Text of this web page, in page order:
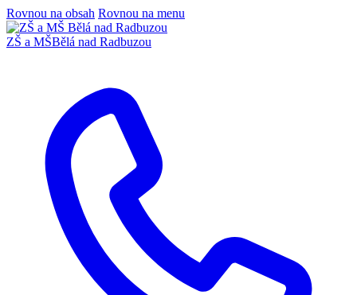
Rovnou na obsah Rovnou na menu
ZŠ a MŠBělá nad Radbuzou